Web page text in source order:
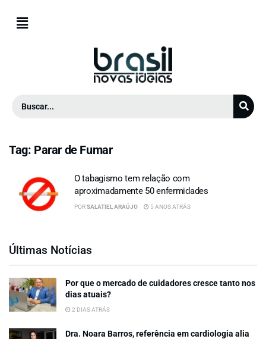
Tag: Parar de Fumar
O tabagismo tem relação com
aproximadamente 50 enfermidades
PORSALATIEL ARAÚJO 5 ANOS ATRÁS
Últimas Notícias
Por que o mercado de cuidadores cresce tanto nos
dias atuais?
2 DIAS ATRÁS
Dra. Noara Barros, referência em cardiologia alia